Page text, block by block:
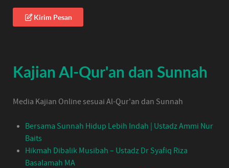
Kirim Pesan
Kajian Al-Qur'an dan Sunnah
Media Kajian Online sesuai Al-Qur'an dan Sunnah
Bersama Sunnah Hidup Lebih Indah | Ustadz Ammi Nur
Baits
Hikmah Dibalik Musibah – Ustadz Dr Syafiq Riza
Basalamah MA